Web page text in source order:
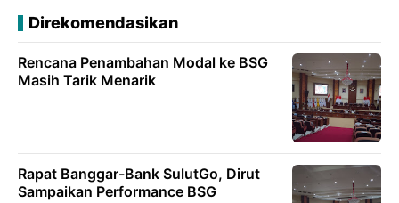
Direkomendasikan
Rencana Penambahan Modal ke BSG
Masih Tarik Menarik
Rapat Banggar-Bank SulutGo, Dirut
Sampaikan Performance BSG